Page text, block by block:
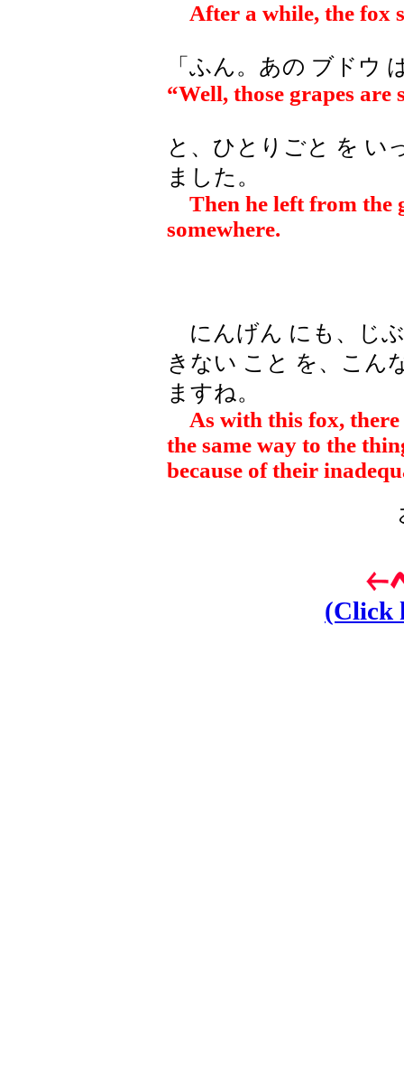
After a while, the fox
「ふん。あの ブドウ
“Well, those grapes are
と、ひとりごと を い
ました。
Then he left from the
somewhere.
にんげん にも、じ
きない こと を、こん
ますね。
As with this fox, there
the same way to the
because of their
(Click